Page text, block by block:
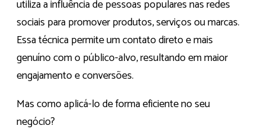
utiliza a influência de pessoas populares nas redes
sociais para promover produtos, serviços ou marcas.
Essa técnica permite um contato direto e mais
genuíno com o público-alvo, resultando em maior
engajamento e conversões.
Mas como aplicá-lo de forma eficiente no seu
negócio?